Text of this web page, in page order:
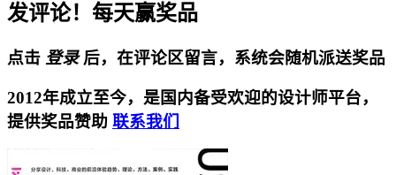
发评论！每天赢奖品
点击 登录后，在评论区留言，系统会随机派送奖品
2012年成立至今，是国内备受欢迎的设计师平台，
提供奖品赞助 联系我们